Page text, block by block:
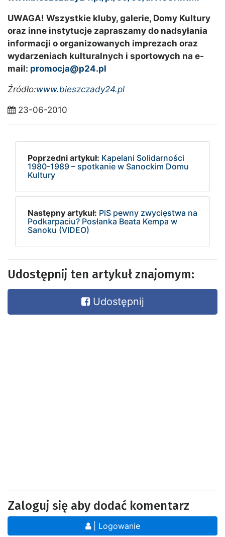
UWAGA! Wszystkie kluby, galerie, Domy Kultury
oraz inne instytucje zapraszamy do nadsyłania
informacji o organizowanych imprezach oraz
wydarzeniach kulturalnych i sportowych na e-
mail: promocja@p24.pl
Źródło:www.bieszczady24.pl
23-06-2010
Poprzedni artykuł: Kapelani Solidarności
1980-1989 – spotkanie w Sanockim Domu
Kultury
Następny artykuł: PiS pewny zwycięstwa na
Podkarpaciu? Posłanka Beata Kempa w
Sanoku (VIDEO)
Udostępnij ten artykuł znajomym:
Udostępnij
Zaloguj się aby dodać komentarz
| Logowanie